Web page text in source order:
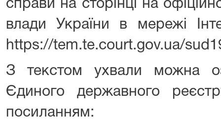
справи на сторінці на
влади України в мережі
https://tem.te.court.gov.ua/
З текстом ухвали можна
Єдиного державного
посиланням: